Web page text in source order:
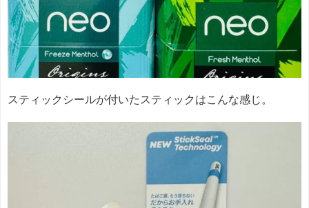
スティックシールが付いたスティックはこんな感じ。